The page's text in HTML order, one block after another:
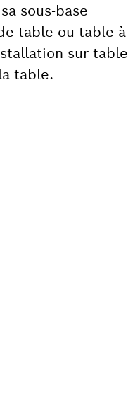
sous-base
table ou table à
sur table
table.